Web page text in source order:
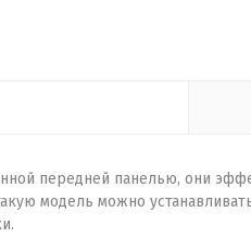
передней панелью, они
модель можно